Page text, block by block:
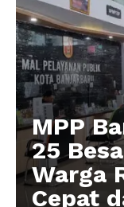
MPP
25
Warga
Cepat